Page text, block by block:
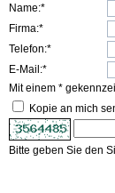
Name:*
Firma:*
Telefon:*
E-Mail:*
Mit einem *
Kopie an mich
Bitte geben Sie den